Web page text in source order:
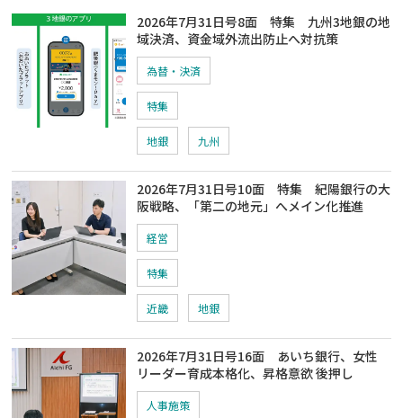
2026年7月31日号8面 特集 九州3地銀の地
域決済、資金域外流出防止へ対抗策
為替・決済
特集
地銀 九州
2026年7月31日号10面 特集 紀陽銀行の大
阪戦略、「第二の地元」へメイン化推進
経営
特集
近畿 地銀
2026年7月31日号16面 あいち銀行、女性
リーダー育成本格化、昇格意欲 後押し
人事施策